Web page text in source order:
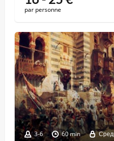
par personne
3-6 60 min